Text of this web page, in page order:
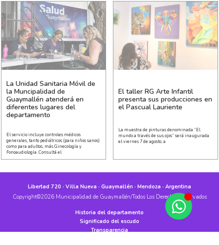
La Unidad Sanitaria Móvil de
la Muncipalidad de
Guaymallén atenderá en
diferentes lugares del
departamento
El servicio incluye controles médicos
generales, tanto pediátricos (para niños sanos)
como para adultos, más Ginecología y
Fonoaudiología. Consultá el
El taller RG Arte Infantil
presenta sus producciones en
el Pascual Lauriente
La muestra de pinturas denominada “El
mundo a través de sus ojos” será inaugurada
el viernes 7 de agosto, a
Libertad 720 · Villa Nueva · Guaymallén · Mendoza · Argentina
Copyright©2026 Municipalidad de Guaymallén/Todos Los Derechos Reservados
Historia del departamento
Significado del escudo
Transparencia